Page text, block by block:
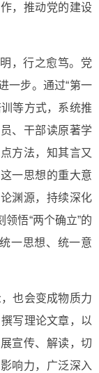
，推动党的建设
，行之愈笃。党
一步。通过“第一
等方式，系统推
、干部读原著学
方法，知其言又
一思想的重大意
渊源，持续深化
悟“两个确立”的
一思想、统一意
也会变成物质力
写理论文章，以
宣传、解读，切
响力，广泛深入